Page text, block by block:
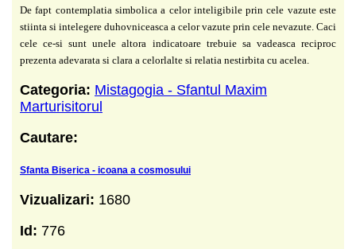
De fapt contemplatia simbolica a celor inteligibile prin cele vazute este
stiinta si intelegere duhovniceasca a celor vazute prin cele nevazute. Caci
cele ce-si sunt unele altora indicatoare trebuie sa vadeasca reciproc
prezenta adevarata si clara a celorlalte si relatia nestirbita cu acelea.
Categoria: Mistagogia - Sfantul Maxim
Marturisitorul
Cautare:
Sfanta Biserica - icoana a cosmosului
Vizualizari: 1680
Id: 776